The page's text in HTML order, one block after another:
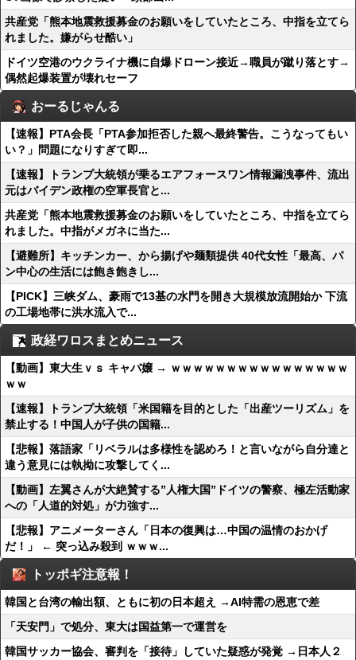
共産党「熊本地震救援募金のお願いをしていたところ、中指を立てら
れました。嫌がらせ酷い」
ドイツ空港のウクライナ機に自爆ドローン接近→職員が蹴り落とす→
偶然起爆装置が壊れセーフ
おーるじゃんる
【速報】PTA会長「PTA参加拒否した親へ最終警告。こうなってもい
い？」問題になりすぎて即...
【速報】トランプ大統領が乗るエアフォースワン情報漏洩事件、流出
元はバイデン政権の空軍長官と...
共産党「熊本地震救援募金のお願いをしていたところ、中指を立てら
れました。中指がメガネに当た...
【避難所】キッチンカー、から揚げや麺類提供 40代女性「最高、パ
ン中心の生活には飽き飽きし...
【PICK】三峡ダム、豪雨で13基の水門を開き大規模放流開始か 下流
の工場地帯に洪水流入で...
政経ワロスまとめニュース
【動画】東大生ｖｓ キャバ嬢 → ｗｗｗｗｗｗｗｗｗｗｗｗｗｗｗｗ
ｗｗ
【速報】トランプ大統領「米国籍を目的とした「出産ツーリズム」を
禁止する！中国人が子供の国籍...
【悲報】落語家「リベラルは多様性を認めろ！と言いながら自分達と
違う意見には執拗に攻撃してく...
【動画】左翼さんが大絶賛する”人権大国”ドイツの警察、極左活動家
への「人道的対処」が力強す...
【悲報】アニメーターさん「日本の復興は…中国の温情のおかげ
だ！」 ← 突っ込み殺到 ｗｗｗ...
トッポギ注意報！
韓国と台湾の輸出額、ともに初の日本超え →AI特需の恩恵で差
「天安門」で処分、東大は国益第一で運営を
韓国サッカー協会、審判を「接待」していた疑惑が発覚 →日本人２